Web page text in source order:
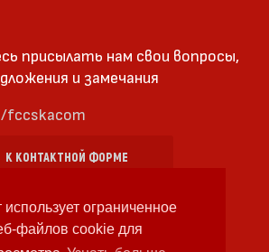
использует ограниченное
файлов cookie для
присылать нам свои вопросы,
и замечания
fccskacom
К КОНТАКТНОЙ ФОРМЕ